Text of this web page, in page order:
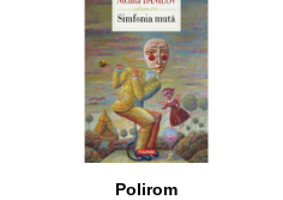
32
Polirom